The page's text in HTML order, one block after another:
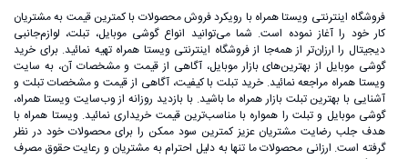
فروشگاه اینترنتی ویستا همراه با رویکرد فروش محصولات با کمترین قیمت به مشتریان
کار خود را آغاز نموده است. شما می‌توانید انواع گوشی موبایل، تبلت، لوازم‌جانبی
دیجیتال را ارزان‌تر از همه‌جا از فروشگاه اینترنتی ویستا همراه تهیه نمائید. برای خرید
گوشی موبایل از بهترین‌های بازار موبایل، آگاهی از قیمت و مشخصات آن، به ‌سایت
ویستا همراه مراجعه نمائید. خرید تبلت با کیفیت، آگاهی از قیمت و مشخصات تبلت و
آشنایی با بهترین تبلت بازار همراه ما باشید. با بازدید روزانه از وب‌سایت ویستا همراه،
گوشی موبایل و تبلت را همواره با مناسب‌ترین قیمت خریداری نمائید. ویستا همراه با
هدف جلب رضایت مشتریان عزیز کمترین سود ممکن را برای محصولات خود در نظر
گرفته است. ارزانی محصولات ما تنها به دلیل احترام به مشتریان و رعایت حقوق مصرف